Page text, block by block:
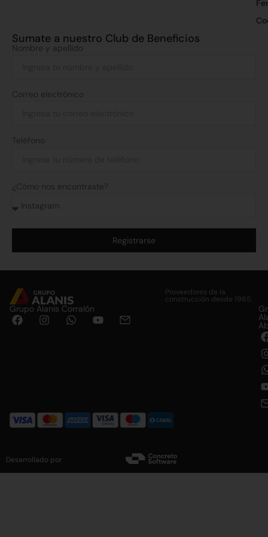
Sumate a nuestro Club de Beneficios
Nombre y apellido
Correo electrónico
Teléfono
¿Cómo nos encontraste?
Registrarse
Proveedores de la
construcción desde 1965.
Grupo Alanis Corralón
Desarrollado por